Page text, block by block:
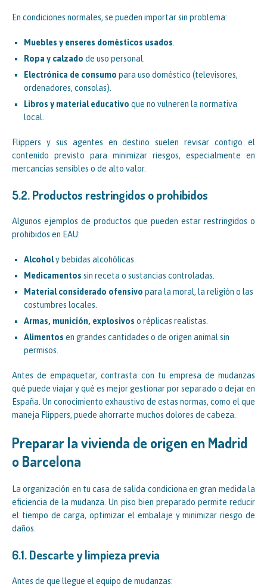
En condiciones normales, se pueden importar sin problema:
Muebles y enseres domésticos usados.
Ropa y calzado de uso personal.
Electrónica de consumo para uso doméstico (televisores,
ordenadores, consolas).
Libros y material educativo que no vulneren la normativa
local.
Flippers y sus agentes en destino suelen revisar contigo el
contenido previsto para minimizar riesgos, especialmente en
mercancías sensibles o de alto valor.
5.2. Productos restringidos o prohibidos
Algunos ejemplos de productos que pueden estar restringidos o
prohibidos en EAU:
Alcoholy bebidas alcohólicas.
Medicamentos sin receta o sustancias controladas.
Material considerado ofensivo para la moral, la religión o las
costumbres locales.
Armas, munición, explosivos o réplicas realistas.
Alimentos en grandes cantidades o de origen animal sin
permisos.
Antes de empaquetar, contrasta con tu empresa de mudanzas
qué puede viajar y qué es mejor gestionar por separado o dejar en
España. Un conocimiento exhaustivo de estas normas, como el que
maneja Flippers, puede ahorrarte muchos dolores de cabeza.
Preparar la vivienda de origen en Madrid
o Barcelona
La organización en tu casa de salida condiciona en gran medida la
eficiencia de la mudanza. Un piso bien preparado permite reducir
el tiempo de carga, optimizar el embalaje y minimizar riesgo de
daños.
6.1. Descarte y limpieza previa
Antes de que llegue el equipo de mudanzas: